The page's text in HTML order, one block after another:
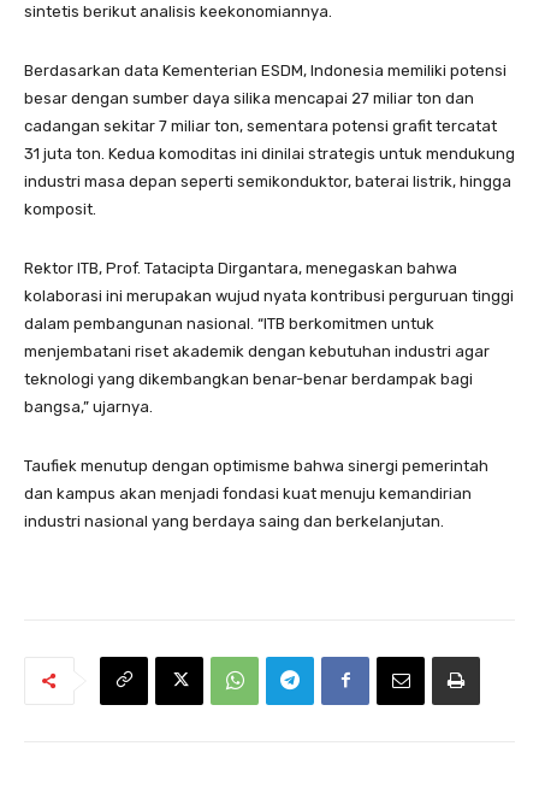
sintetis berikut analisis keekonomiannya.
Berdasarkan data Kementerian ESDM, Indonesia memiliki potensi
besar dengan sumber daya silika mencapai 27 miliar ton dan
cadangan sekitar 7 miliar ton, sementara potensi grafit tercatat
31 juta ton. Kedua komoditas ini dinilai strategis untuk mendukung
industri masa depan seperti semikonduktor, baterai listrik, hingga
komposit.
Rektor ITB, Prof. Tatacipta Dirgantara, menegaskan bahwa
kolaborasi ini merupakan wujud nyata kontribusi perguruan tinggi
dalam pembangunan nasional. “ITB berkomitmen untuk
menjembatani riset akademik dengan kebutuhan industri agar
teknologi yang dikembangkan benar-benar berdampak bagi
bangsa,” ujarnya.
Taufiek menutup dengan optimisme bahwa sinergi pemerintah
dan kampus akan menjadi fondasi kuat menuju kemandirian
industri nasional yang berdaya saing dan berkelanjutan.